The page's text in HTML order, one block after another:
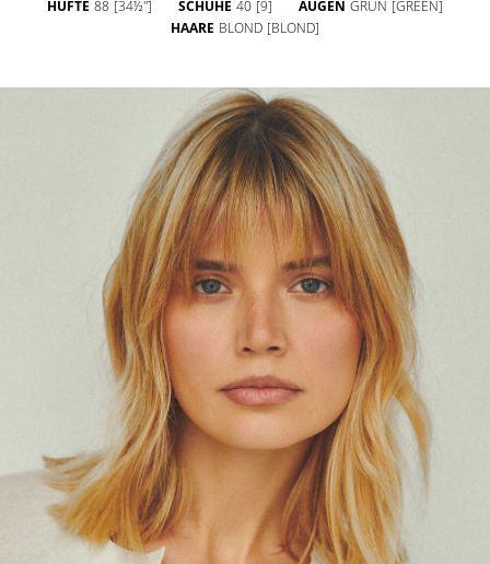
HÜFTE 88 [34½''] SCHUHE 40 [9] AUGEN GRÜN [GREEN]
HAARE BLOND [BLOND]